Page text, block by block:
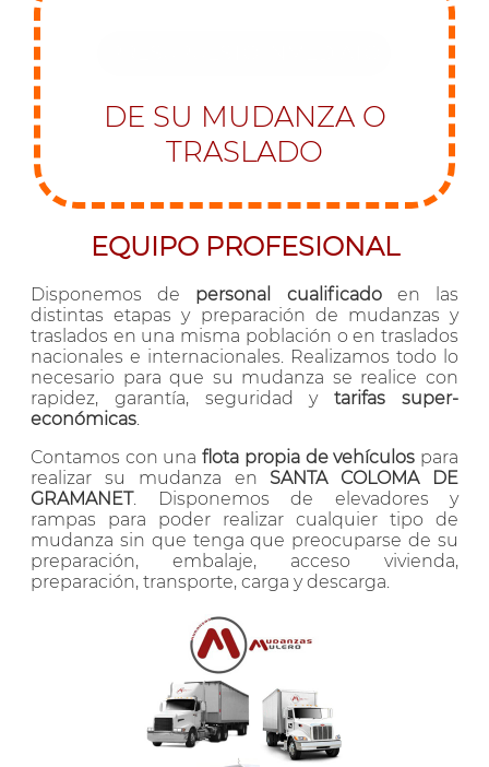
DE SU MUDANZA O
TRASLADO
EQUIPO PROFESIONAL
Disponemos de personal cualificadoen las
distintas etapas y preparación de mudanzas y
traslados en una misma población o en traslados
nacionales e internacionales. Realizamos todo lo
necesario para que su mudanza se realice con
rapidez, garantía, seguridad ytarifas super-
económicas
Contamos con unaflota propia de vehículos para
realizar su mudanza en SANTA COLOMA DE
GRAMANET. Disponemos de elevadores y
rampas para poder realizar cualquier tipo de
mudanza sin que tenga que preocuparse de su
preparación, embalaje, acceso vivienda,
preparación, transporte, carga y descarga.